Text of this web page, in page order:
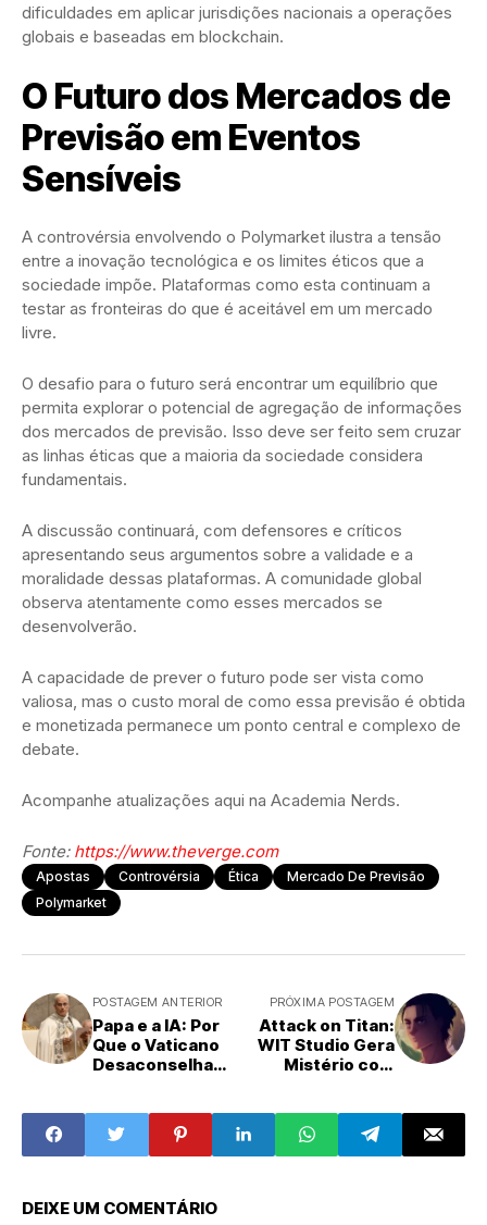
dificuldades em aplicar jurisdições nacionais a operações
globais e baseadas em blockchain.
O Futuro dos Mercados de
Previsão em Eventos
Sensíveis
A controvérsia envolvendo o Polymarket ilustra a tensão
entre a inovação tecnológica e os limites éticos que a
sociedade impõe. Plataformas como esta continuam a
testar as fronteiras do que é aceitável em um mercado
livre.
O desafio para o futuro será encontrar um equilíbrio que
permita explorar o potencial de agregação de informações
dos mercados de previsão. Isso deve ser feito sem cruzar
as linhas éticas que a maioria da sociedade considera
fundamentais.
A discussão continuará, com defensores e críticos
apresentando seus argumentos sobre a validade e a
moralidade dessas plataformas. A comunidade global
observa atentamente como esses mercados se
desenvolverão.
A capacidade de prever o futuro pode ser vista como
valiosa, mas o custo moral de como essa previsão é obtida
e monetizada permanece um ponto central e complexo de
debate.
Acompanhe atualizações aqui na Academia Nerds.
Fonte: https://www.theverge.com
Apostas Controvérsia Ética
Mercado De Previsão
Polymarket
POSTAGEM ANTERIOR
Papa e a IA: Por
Que o Vaticano
Desaconselha
Artificial
PRÓXIMA POSTAGEM
Attack on Titan:
WIT Studio Gera
Mistério com
Personagens
DEIXE UM COMENTÁRIO